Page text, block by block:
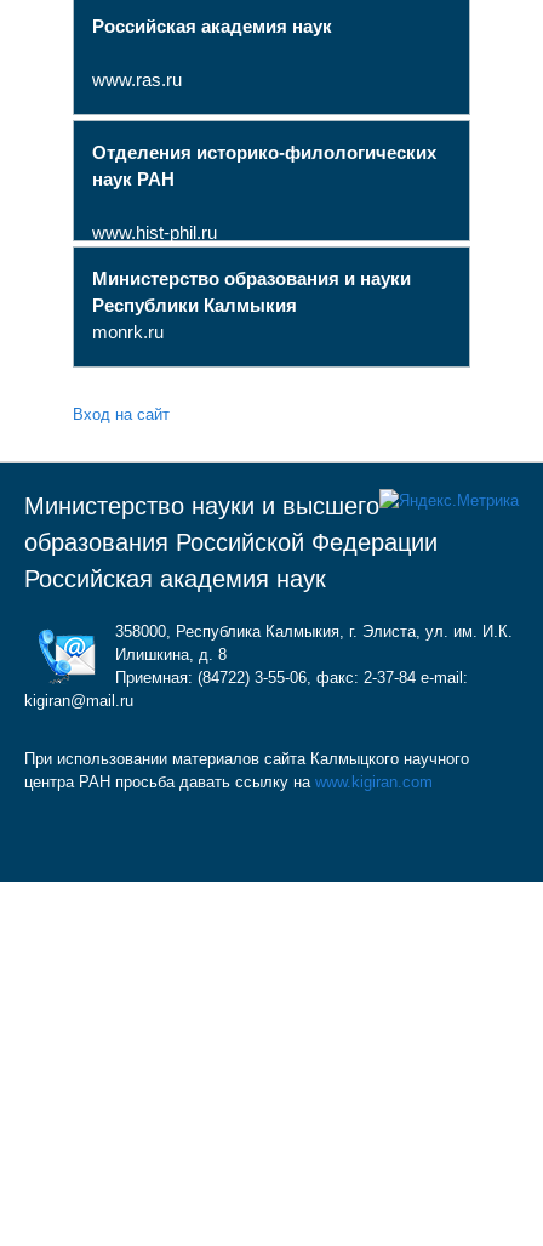
Российская академия наук
www.ras.ru
Отделения историко-филологических
наук РАН
www.hist-phil.ru
Министерство образования и науки
Республики Калмыкия
monrk.ru
Вход на сайт
Министерство науки и высшего
образования Российской Федерации
Российская академия наук
358000, Республика Калмыкия, г. Элиста, ул. им. И.К.
Илишкина, д. 8
Приемная: (84722) 3-55-06, факс: 2-37-84 e-mail:
kigiran@mail.ru
При использовании материалов сайта Калмыцкого научного
центра РАН просьба давать ссылку на www.kigiran.com